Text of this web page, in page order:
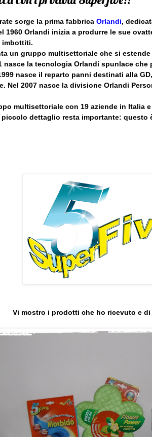
sorge la prima fabbricaOrlandi,
1960 Orlandi inizia a produrre le sue
imbottiti.
un gruppo multisettoriale che si
nasce la tecnologia Orlandi spunlace
nasce il reparto panni destinati alla
Nel 2007 nasce la divisione Orlandi
multisettoriale con 19 aziende in Italia
dettaglio resta importante: questo
Vi mostro i prodotti che ho ricevuto e